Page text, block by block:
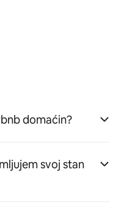
domaćin?
svoj stan